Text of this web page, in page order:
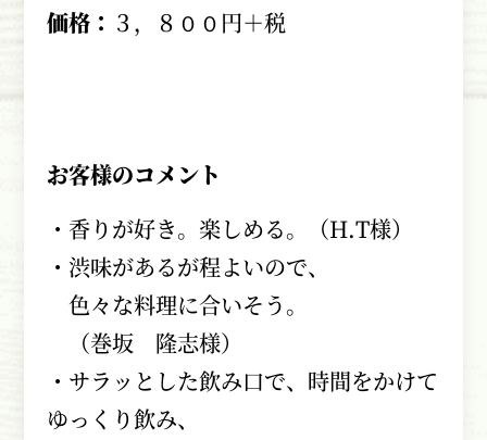
価格： ３，８００円＋税
お客様のコメント
・香りが好き。楽しめる。（H.T様）
・渋味があるが程よいので、
色々な料理に合いそう。
（巻坂 隆志様）
・サラッとした飲み口で、時間をかけて
ゆっくり飲み、